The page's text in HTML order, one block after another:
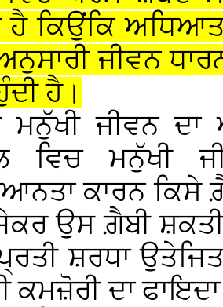
ਹੈ ਕਿਉਂਕਿ
ਜੀਵਨ
ਹੈ।
ਮਨੁੱਖੀ ਜੀਵਨ
ਵਿਚ ਮਨੁੱਖੀ
ਕਾਰਨ ਕਿਸੇ
ਉਸ ਗ਼ੈਬੀ
ਸ਼ਰਧਾ
ਕਮਜ਼ੋਰੀ ਦਾ